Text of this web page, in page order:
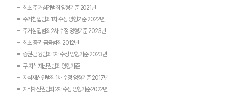
최초 주거침입범죄 양형기준 2021년
주거침입범죄 1차 수정 양형기준 2022년
주거침입범죄 2차 수정 양형기준 2023년
최초 증권·금융범죄 2012년
증권·금융범죄 1차 수정 양형기준 2023년
구 지식재산권범죄 양형기준
지식재산권범죄 1차 수정 양형기준 2017년
지식재산권범죄 2차 수정 양형기준 2022년